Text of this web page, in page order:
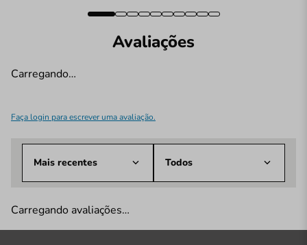
Avaliações
Carregando…
Faça login para escrever uma avaliação.
Mais recentes Todos
Carregando avaliações…